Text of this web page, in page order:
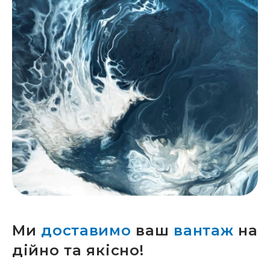
Ми доставимо ваш вантаж на
дійно та якісно!